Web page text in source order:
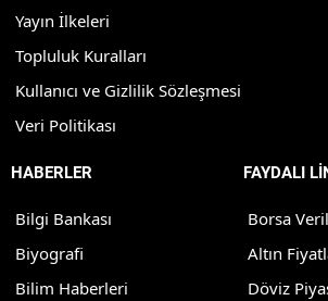
Yayın İlkeleri
Topluluk Kuralları
Kullanıcı ve Gizlilik Sözleşmesi
Veri Politikası
HABERLER
Bilgi Bankası
Biyografi
Bilim Haberleri
FAYDALI
Borsa
Altın
Döviz